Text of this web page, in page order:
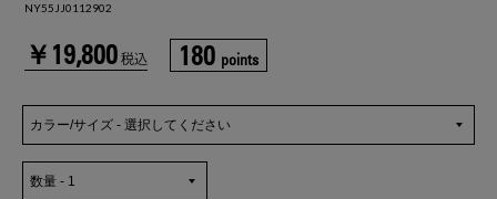
NY55JJ0112902
￥19,800 税込 180 points